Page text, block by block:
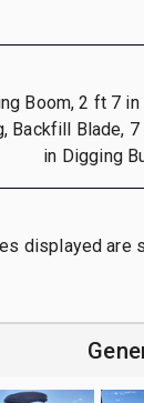
Boom, 2 ft 7
Backfill Blade,
in Digging
displayed are